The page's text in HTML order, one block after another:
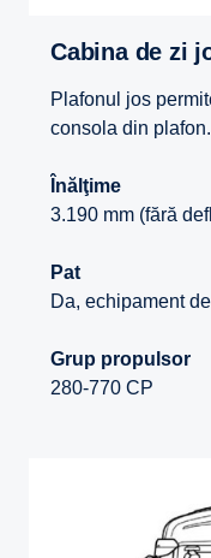
Cabina de zi
Plafonul jos
consola din plafon.
Înălţime
3.190 mm (fără
Pat
Da, echipament
Grup propulsor
280-770 CP